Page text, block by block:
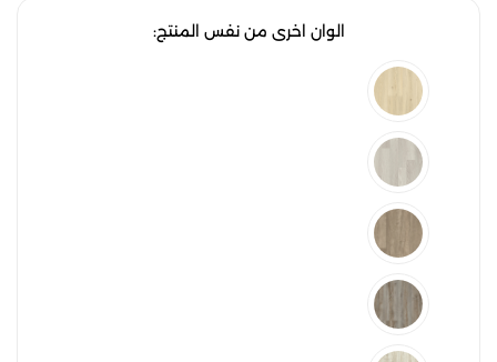
الوان اخرى من نفس المنتج: